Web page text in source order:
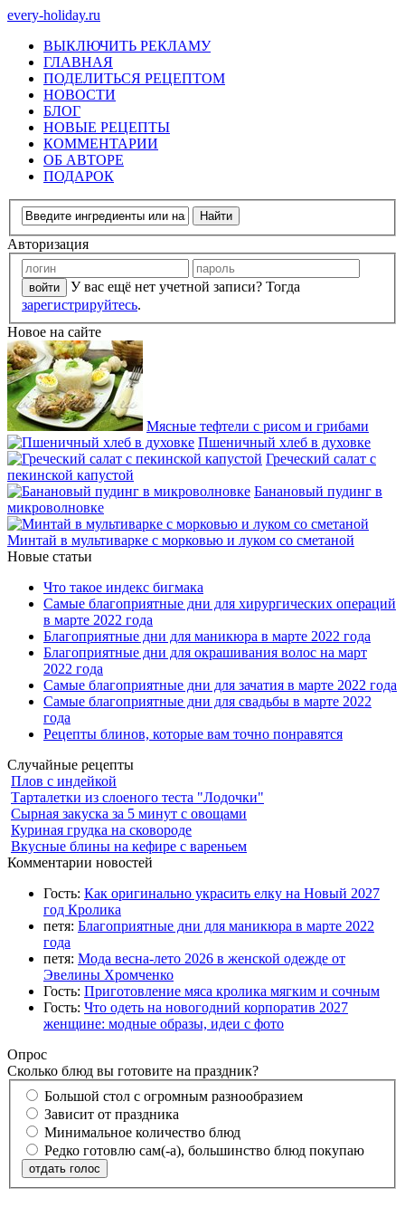
every-holiday.ru
ВЫКЛЮЧИТЬ РЕКЛАМУ
ГЛАВНАЯ
ПОДЕЛИТЬСЯ РЕЦЕПТОМ
НОВОСТИ
БЛОГ
НОВЫЕ РЕЦЕПТЫ
КОММЕНТАРИИ
ОБ АВТОРЕ
ПОДАРОК
Авторизация
У вас ещё нет учетной записи? Тогда
зарегистрируйтесь.
Новое на сайте
Мясные тефтели с рисом и грибами
Пшеничный хлеб в духовке
Греческий салат с
пекинской капустой
Банановый пудинг в
микроволновке
Минтай в мультиварке с морковью и луком со сметаной
Новые статьи
Что такое индекс бигмака
Самые благоприятные дни для хирургических операций
в марте 2022 года
Благоприятные дни для маникюра в марте 2022 года
Благоприятные дни для окрашивания волос на март
2022 года
Самые благоприятные дни для зачатия в марте 2022 года
Самые благоприятные дни для свадьбы в марте 2022
года
Рецепты блинов, которые вам точно понравятся
Случайные рецепты
Плов с индейкой
Тарталетки из слоеного теста "Лодочки"
Сырная закуска за 5 минут с овощами
Куриная грудка на сковороде
Вкусные блины на кефире с вареньем
Комментарии новостей
Гость: Как оригинально украсить елку на Новый 2027
год Кролика
петя: Благоприятные дни для маникюра в марте 2022
года
петя: Мода весна-лето 2026 в женской одежде от
Эвелины Хромченко
Гость: Приготовление мяса кролика мягким и сочным
Гость: Что одеть на новогодний корпоратив 2027
женщине: модные образы, идеи с фото
Опрос
Сколько блюд вы готовите на праздник?
Большой стол с огромным разнообразием
Зависит от праздника
Минимальное количество блюд
Редко готовлю сам(-а), большинство блюд покупаю
отдать голос